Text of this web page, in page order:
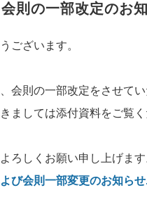
則の一部改定のお
ございます。
会則の一部改定をさせて
ましては添付資料をご覧
ろしくお願い申し上げま
び会則一部変更のお知ら